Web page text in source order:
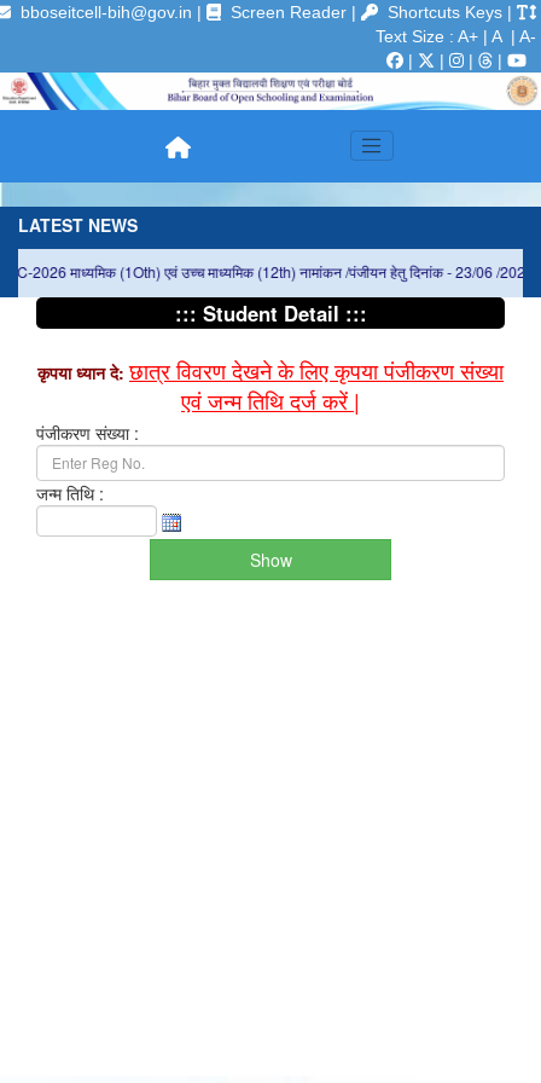
bboseitcell-bih@gov.in | Screen Reader | Shortcuts Keys |
Text Size : A+ | A | A-
|
| | |
LATEST NEWS
2026 माध्यमिक (1Oth) एवं उच्च माध्यमिक (12th) नामांकन /पंजीयन हेतु दिनांक - 23/06 /2026
::: Student Detail :::
कृपया ध्यान दे: छात्र विवरण देखने के लिए कृपया पंजीकरण संख्या
एवं जन्म तिथि दर्ज करें |
पंजीकरण संख्या :
जन्म तिथि :